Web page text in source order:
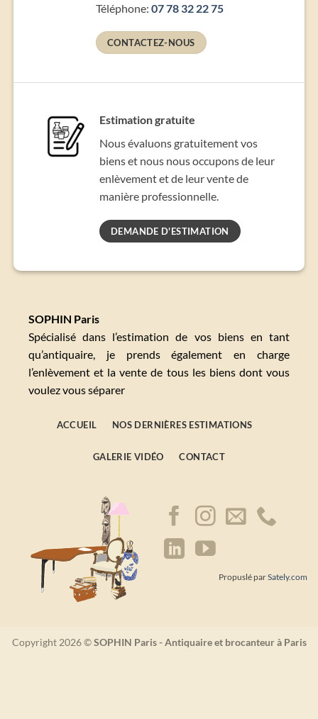
Téléphone: 07 78 32 22 75
CONTACTEZ-NOUS
Estimation gratuite
Nous évaluons gratuitement vos
biens et nous nous occupons de leur
enlèvement et de leur vente de
manière professionnelle.
DEMANDE D'ESTIMATION
SOPHIN Paris
Spécialisé dans l’estimation de vos biens en tant
qu’antiquaire, je prends également en charge
l’enlèvement et la vente de tous les biens dont vous
voulez vous séparer
ACCUEIL NOS DERNIÈRES ESTIMATIONS
GALERIE VIDÉO CONTACT
Propuslé parSately.com
Copyright 2026 ©SOPHIN Paris - Antiquaire et brocanteur à Paris